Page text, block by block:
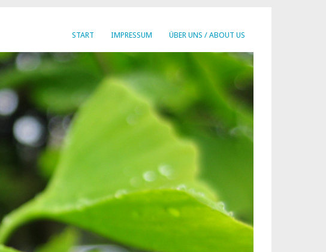
START IMPRESSUM ÜBER UNS / ABOUT US